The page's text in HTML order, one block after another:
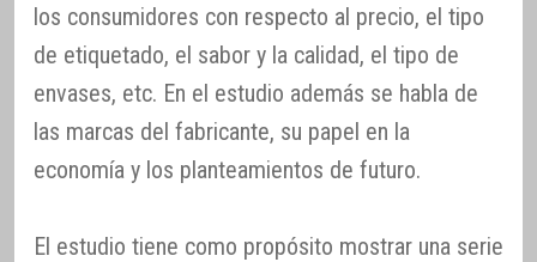
los consumidores con respecto al precio, el tipo
de etiquetado, el sabor y la calidad, el tipo de
envases, etc. En el estudio además se habla de
las marcas del fabricante, su papel en la
economía y los planteamientos de futuro.
El estudio tiene como propósito mostrar una serie